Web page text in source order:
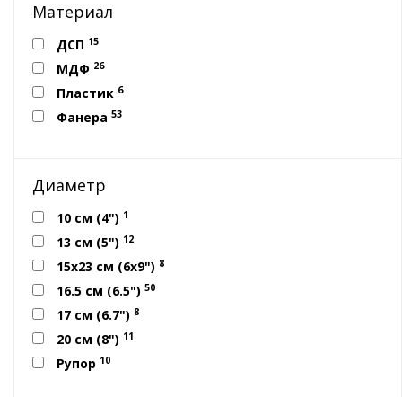
Материал
ДСП 15
МДФ 26
Пластик 6
Фанера 53
Диаметр
10 см (4") 1
13 см (5") 12
15x23 см (6x9") 8
16.5 см (6.5") 50
17 см (6.7") 8
20 см (8") 11
Рупор 10